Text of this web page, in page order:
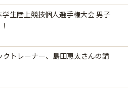
生陸上競技個人選手権大会 男子
クトレーナー、島田恵太さんの講